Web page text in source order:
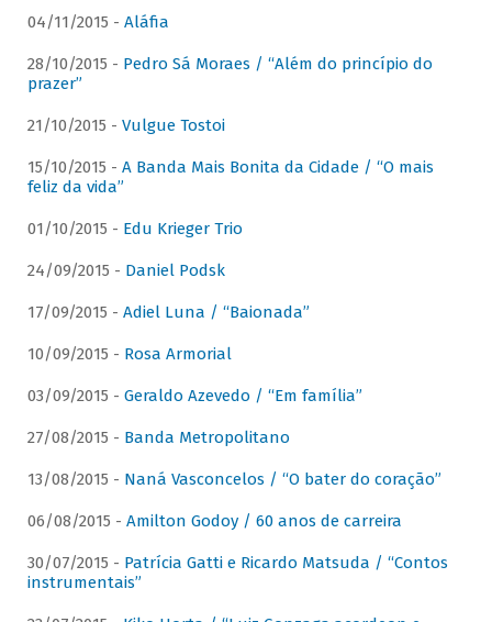
04/11/2015 - Aláfia
28/10/2015 - Pedro Sá Moraes / “Além do princípio do
prazer”
21/10/2015 - Vulgue Tostoi
15/10/2015 - A Banda Mais Bonita da Cidade / “O mais
feliz da vida”
01/10/2015 - Edu Krieger Trio
24/09/2015 - Daniel Podsk
17/09/2015 - Adiel Luna / “Baionada”
10/09/2015 - Rosa Armorial
03/09/2015 - Geraldo Azevedo / “Em família”
27/08/2015 - Banda Metropolitano
13/08/2015 - Naná Vasconcelos / “O bater do coração”
06/08/2015 - Amilton Godoy / 60 anos de carreira
30/07/2015 - Patrícia Gatti e Ricardo Matsuda / “Contos
instrumentais”